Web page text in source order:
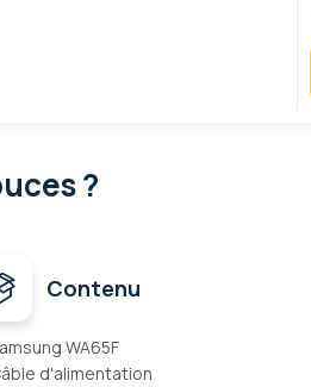
?
Contenu
WA65F
d'alimentation